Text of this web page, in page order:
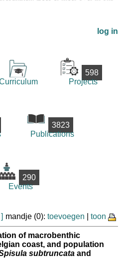
log in
598
Projects
3823
Publications
290
Events
mandje (0): toevoegen toon
of macrobenthic
coast, and population
subtruncata and